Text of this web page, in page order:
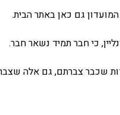
גם כאן באתר הבית.
כי חבר תמיד נשאר חבר.
שכבר צברתם, גם אלה